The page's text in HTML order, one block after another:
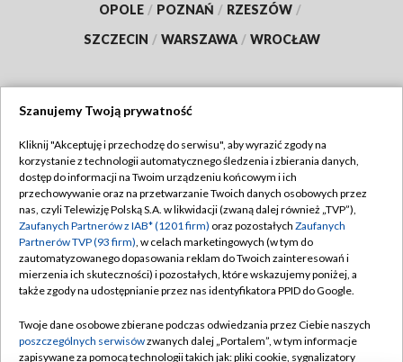
OPOLE / POZNAŃ / RZESZÓW /
SZCZECIN / WARSZAWA / WROCŁAW
TVP
Abonament TVP
Emisja w TVP
Centrum informacji TVP
Naziemna Telewizja Cyfrowa
Rada Programowa
Regulamin TVP
Polityka prywatności
Moje zgody
Pomoc
Kontakt
Szanujemy Twoją prywatność
Kliknij "Akceptuję i przechodzę do serwisu", aby wyrazić zgody na
korzystanie z technologii automatycznego śledzenia i zbierania danych,
dostęp do informacji na Twoim urządzeniu końcowym i ich
przechowywanie oraz na przetwarzanie Twoich danych osobowych przez
nas, czyli Telewizję Polską S.A. w likwidacji (zwaną dalej również „TVP”),
Zaufanych Partnerów z IAB* (1201 firm) oraz pozostałych Zaufanych
Partnerów TVP (93 firm), w celach marketingowych (w tym do
zautomatyzowanego dopasowania reklam do Twoich zainteresowań i
mierzenia ich skuteczności) i pozostałych, które wskazujemy poniżej, a
także zgody na udostępnianie przez nas identyfikatora PPID do Google.
Twoje dane osobowe zbierane podczas odwiedzania przez Ciebie naszych
poszczególnych serwisówzwanych dalej „Portalem”, w tym informacje
zapisywane za pomocą technologii takich jak: pliki cookie, sygnalizatory